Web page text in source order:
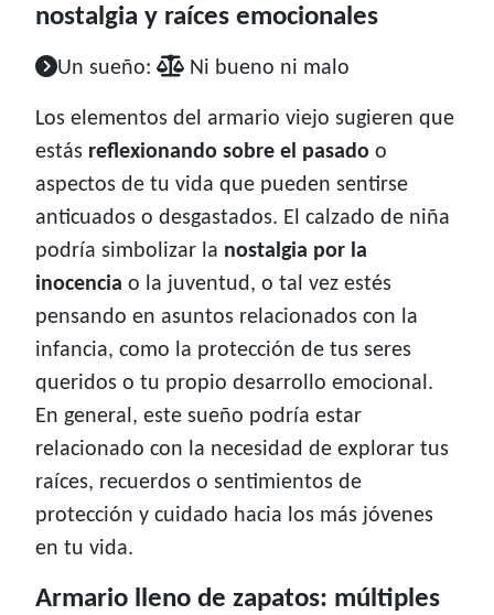
nostalgia y raíces emocionales
Un sueño: Ni bueno ni malo
Los elementos del armario viejo sugieren que
estás reflexionando sobre el pasado o
aspectos de tu vida que pueden sentirse
anticuados o desgastados. El calzado de niña
podría simbolizar la nostalgia por la
inocencia o la juventud, o tal vez estés
pensando en asuntos relacionados con la
infancia, como la protección de tus seres
queridos o tu propio desarrollo emocional.
En general, este sueño podría estar
relacionado con la necesidad de explorar tus
raíces, recuerdos o sentimientos de
protección y cuidado hacia los más jóvenes
en tu vida.
Armario lleno de zapatos: múltiples